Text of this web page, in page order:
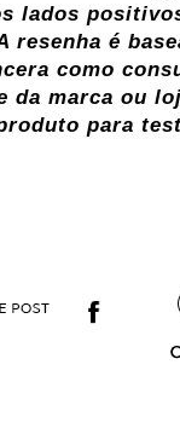
lados
resenha é
como
da marca ou
para